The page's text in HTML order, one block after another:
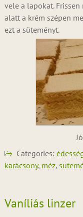
vele a lapokat.
alatt a krém szépen
ezt a süteményt.
Categories:
karácsony, méz,
Vaníliás linzer